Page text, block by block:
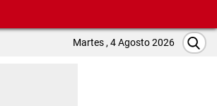
Martes , 4 Agosto 2026